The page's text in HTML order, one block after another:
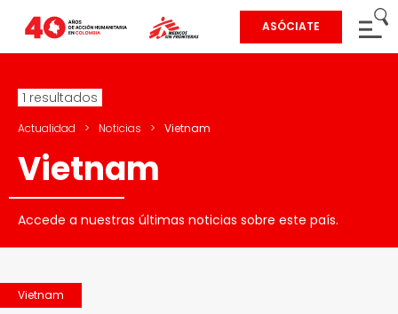
ASÓCIATE
1 resultados
Actualidad > Noticias > Vietnam
Vietnam
Accede a nuestras últimas noticias sobre este país.
Vietnam